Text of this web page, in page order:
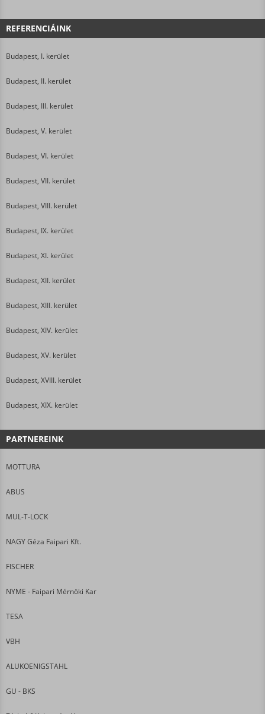
REFERENCIÁINK
Budapest, I. kerület
Budapest, II. kerület
Budapest, III. kerület
Budapest, V. kerület
Budapest, VI. kerület
Budapest, VII. kerület
Budapest, VIII. kerület
Budapest, IX. kerület
Budapest, XI. kerület
Budapest, XII. kerület
Budapest, XIII. kerület
Budapest, XIV. kerület
Budapest, XV. kerület
Budapest, XVIII. kerület
Budapest, XIX. kerület
PARTNEREINK
MOTTURA
ABUS
MUL-T-LOCK
NAGY Géza Faipari Kft.
FISCHER
NYME - Faipari Mérnöki Kar
TESA
VBH
ALUKOENIGSTAHL
GU - BKS